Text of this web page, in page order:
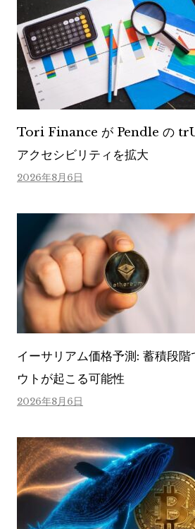
Tori Finance が Pendle の
アクセシビリティを拡大
2026年8月6日
イーサリアム価格予測: 蓄積段
ウトが起こる可能性
2026年8月6日